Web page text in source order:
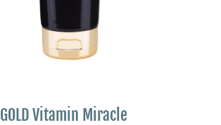
GOLD Vitamin Miracle